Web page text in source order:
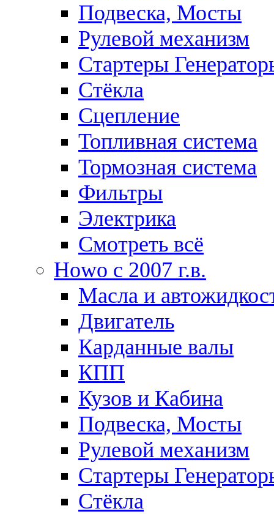
Подвеска, Мосты
Рулевой механизм
Стартеры
Стёкла
Сцепление
Топливная система
Тормозная система
Фильтры
Электрика
Смотреть всё
Howo c 2007 г.в.
Масла и
Двигатель
Карданные валы
КПП
Кузов и Кабина
Подвеска, Мосты
Рулевой механизм
Стартеры
Стёкла